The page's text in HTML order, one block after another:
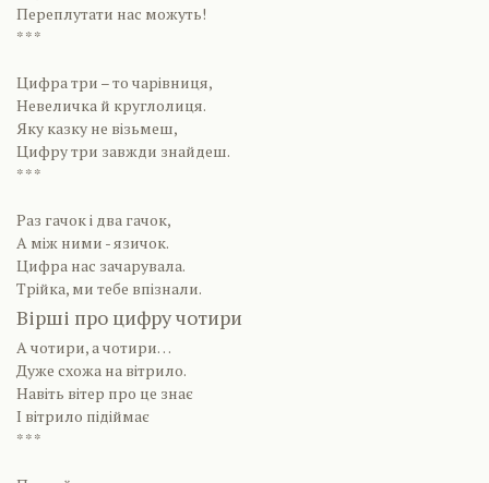
Переплутати нас можуть!
* * *
Цифра три – то чарівниця,
Невеличка й круглолиця.
Яку казку не візьмеш,
Цифру три завжди знайдеш.
* * *
Раз гачок і два гачок,
А між ними - язичок.
Цифра нас зачарувала.
Трійка, ми тебе впізнали.
Вірші про цифру чотири
А чотири, а чотири…
Дуже схожа на вітрило.
Навіть вітер про це знає
І вітрило підіймає
* * *